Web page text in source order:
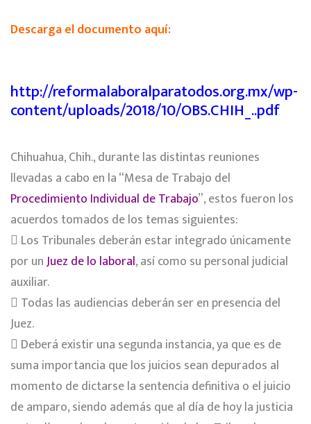
Descarga el documento aquí:
http://reformalaboralparatodos.org.mx/wp-
content/uploads/2018/10/OBS.CHIH_..pdf
Chihuahua, Chih., durante las distintas reuniones
llevadas a cabo en la “Mesa de Trabajo del
Procedimiento Individual de Trabajo”, estos fueron los
acuerdos tomados de los temas siguientes:
 Los Tribunales deberán estar integrado únicamente
por unJuez de lo laboral, así como su personal judicial
auxiliar.
 Todas las audiencias deberán ser en presencia del
Juez.
 Deberá existir una segunda instancia, ya que es de
suma importancia que los juicios sean depurados al
momento de dictarse la sentencia definitiva o el juicio
de amparo, siendo además que al día de hoy la justicia